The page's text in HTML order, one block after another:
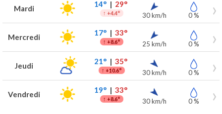
Mardi 14°| 29°
↑ +4.4° 30 km/h 0 %
Mercredi 17°| 33°
↑ +8.6° 25 km/h 0 %
Jeudi 21°| 35°
↑ +10.6° 30 km/h 0 %
Vendredi 19°| 33°
↑ +8.6° 30 km/h 0 %